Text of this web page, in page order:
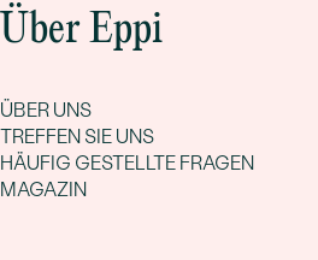
Über Eppi
ÜBER UNS
TREFFEN SIE UNS
HÄUFIG GESTELLTE FRAGEN
MAGAZIN